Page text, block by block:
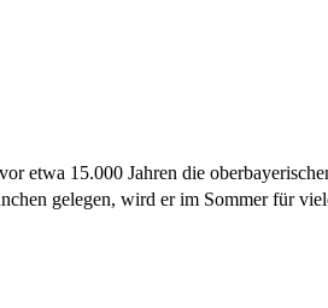
etwa 15.000 Jahren die
gelegen, wird er im Sommer für